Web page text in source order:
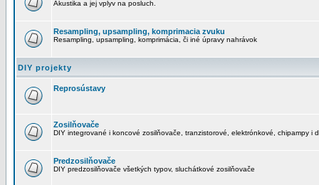
Akustika a jej vplyv na posluch.
Resampling, upsampling, komprimacia zvuku
Resampling, upsampling, komprimácia, či iné úpravy nahrávok
DIY projekty
Reprosústavy
Zosilňovače
DIY integrované i koncové zosilňovače, tranzistorové, elektrónkové, chipampy i
Predzosilňovače
DIY predzosilňovače všetkých typov, sluchátkové zosilňovače